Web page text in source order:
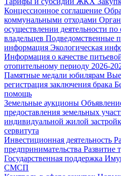
Концессионное соглашение
коммунальными отходами
осуществлении деятельности
владельцев Подведомственные
информация Экологическая
Информация о качестве
отопительному периоду 2026-
Памятные медали юбилярам
регистрация заключения брака
помощь
Земельные аукционы
предоставления земельных
индивидуальной жилой
сервитута
Инвестиционная деятельность
предпринимательства Развитие
Государственная поддержка
СМСП